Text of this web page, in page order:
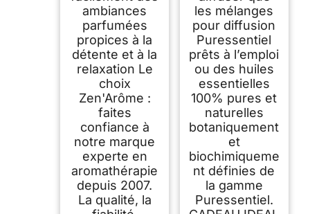
ambiances
parfumées
propices à la
détente et à la
relaxation Le
choix
Zen'Arôme :
faites
confiance à
notre marque
experte en
aromathérapie
depuis 2007.
La qualité, la
les mélanges
pour diffusion
Puressentiel
prêts à l’emploi
ou des huiles
essentielles
100% pures et
naturelles
botaniquement
et
biochimiqueme
nt définies de
la gamme
Puressentiel.